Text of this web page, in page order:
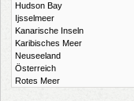
Hudson Bay
Ijsselmeer
Kanarische Inseln
Karibisches Meer
Neuseeland
Österreich
Rotes Meer